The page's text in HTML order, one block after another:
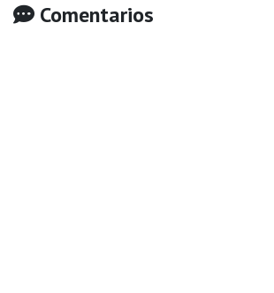
Comentarios